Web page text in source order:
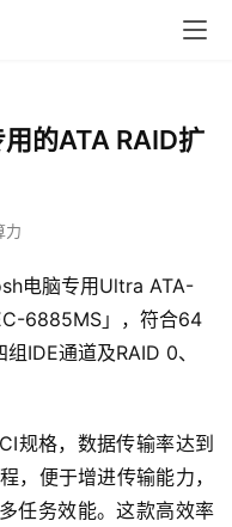
的ATA RAID扩
力
电脑专用Ultra ATA-
6885MS」，符合64
IDE通道及RAID 0、
格，数据传输率达到
，便于增进传输能力，
任务效能。这款高效率